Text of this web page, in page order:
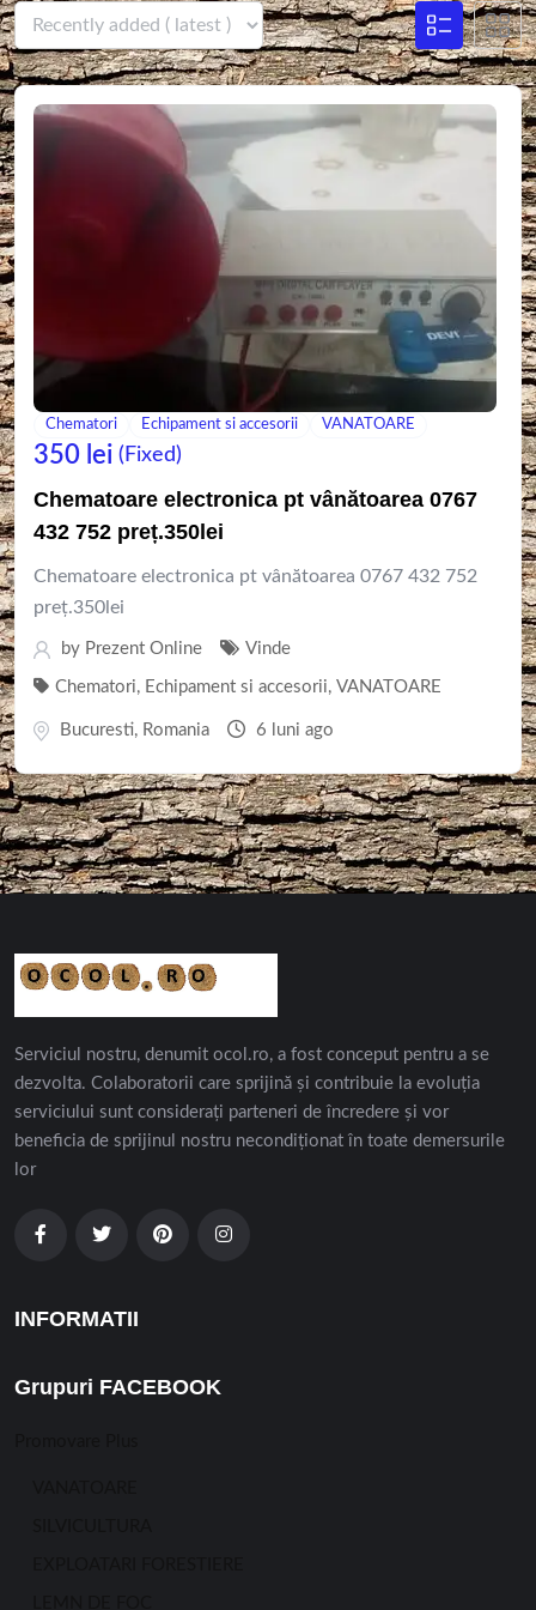
Chematori Echipament si accesorii VANATOARE
350 lei (Fixed)
Chematoare electronica pt vânătoarea 0767
432 752 preț.350lei
Chematoare electronica pt vânătoarea 0767 432 752
preț.350lei
by Prezent Online Vinde
Chematori, Echipament si accesorii, VANATOARE
Bucuresti, Romania 6 luni ago
Serviciul nostru, denumit ocol.ro, a fost conceput pentru a se
dezvolta. Colaboratorii care sprijină și contribuie la evoluția
serviciului sunt considerați parteneri de încredere și vor
beneficia de sprijinul nostru necondiționat în toate demersurile
lor
INFORMATII
Grupuri FACEBOOK